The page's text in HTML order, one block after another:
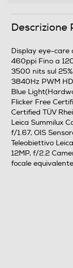
Descrizione
MediaTek
Fotocamera
Fotocamera
Descrizione
Display eye-care
460ppi Fino a
3500 nits sul
3840Hz PWM
Blue
Flicker Free
Certified TÜV
Leica Summilux
f/1.67, OIS
Teleobiettivo
12MP, f/2.2
focale